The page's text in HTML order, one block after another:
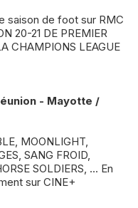
saison de foot sur RMC
20-21 DE PREMIER
CHAMPIONS LEAGUE
- Mayotte /
MOONLIGHT,
SANG FROID,
SOLDIERS, ... En
sur CINE+